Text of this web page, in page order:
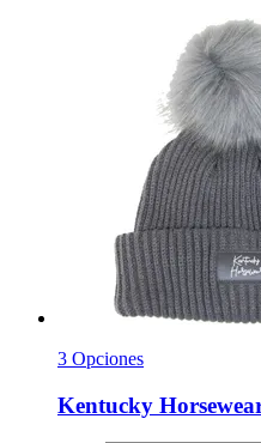
3 Opciones
Kentucky